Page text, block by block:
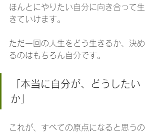
ほんとにやりたい自分に向き合って生
きていけます。
ただ一回の人生をどう生きるか、決め
るのはもちろん自分です。
「本当に自分が、どうしたい
か」
これが、すべての原点になると思うの